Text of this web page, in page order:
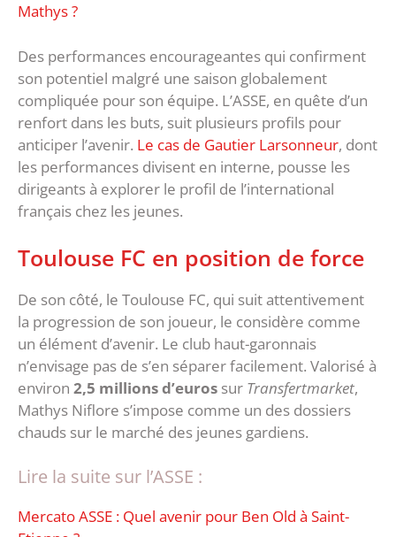
Mathys ?
Des performances encourageantes qui confirment
son potentiel malgré une saison globalement
compliquée pour son équipe. L’ASSE, en quête d’un
renfort dans les buts, suit plusieurs profils pour
anticiper l’avenir. Le cas de Gautier Larsonneur, dont
les performances divisent en interne, pousse les
dirigeants à explorer le profil de l’international
français chez les jeunes.
Toulouse FC en position de force
De son côté, le Toulouse FC, qui suit attentivement
la progression de son joueur, le considère comme
un élément d’avenir. Le club haut-garonnais
n’envisage pas de s’en séparer facilement. Valorisé à
environ 2,5 millions d’euros sur Transfertmarket,
Mathys Niflore s’impose comme un des dossiers
chauds sur le marché des jeunes gardiens.
Lire la suite sur l’ASSE :
Mercato ASSE : Quel avenir pour Ben Old à Saint-